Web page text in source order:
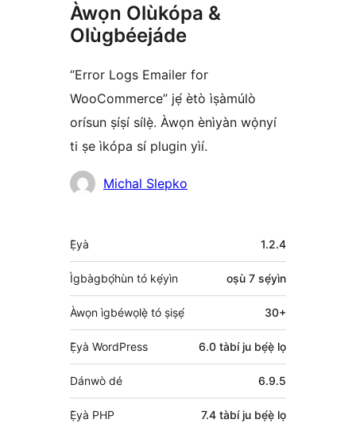
Àwọn Olùkópa &
Olùgbéejáde
“Error Logs Emailer for
WooCommerce” jẹ́ ètò ìṣàmúlò
orísun ṣíṣí sílẹ̀. Àwọn ènìyàn wọ̀nyí
ti ṣe ìkópa sí plugin yìí.
Àwọn Michal Slepko
Àkójọpọ̀
Meta
Ẹ̀yà 1.2.4
Ìgbàgbọ́hùn tó kẹ́yìn oṣù 7 sẹ́yìn
Àwọn ìgbéwọlẹ̀ tó ṣiṣẹ́ 30+
Ẹ̀yà WordPress 6.0 tàbí ju bẹ́ẹ̀ lọ
Dánwò dé 6.9.5
Ẹ̀yà PHP 7.4 tàbí ju bẹ́ẹ̀ lọ